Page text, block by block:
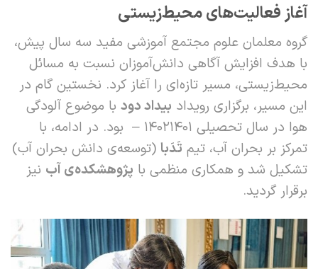
آغاز فعالیت‌های محیط‌زیستی
گروه معلمان علوم مجتمع آموزشی مفید سه سال پیش،
با هدف افزایش آگاهی دانش‌آموزان نسبت به مسائل
محیط‌زیستی، مسیر تازه‌ای را آغاز کرد. نخستین گام در
این مسیر، برگزاری رویداد بیداد دود با موضوع آلودگی
هوا در سال تحصیلی ۱۴۰۲1401 – بود. در ادامه، با
تمرکز بر بحران آب، تیم تَدَبا (توسعه‌ی دانش بحران آب)
تشکیل شد و همکاری منظمی با پژوهشکده‌ی آب نیز
برقرار گردید.